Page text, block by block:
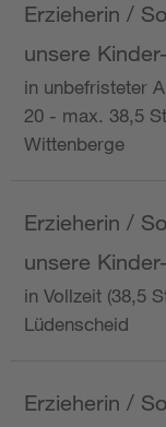
Erzieherin /
unsere
in unbefristeter
20 - max. 38,5
Wittenberge
Erzieherin /
unsere
in Vollzeit (38,5
Lüdenscheid
Erzieherin /